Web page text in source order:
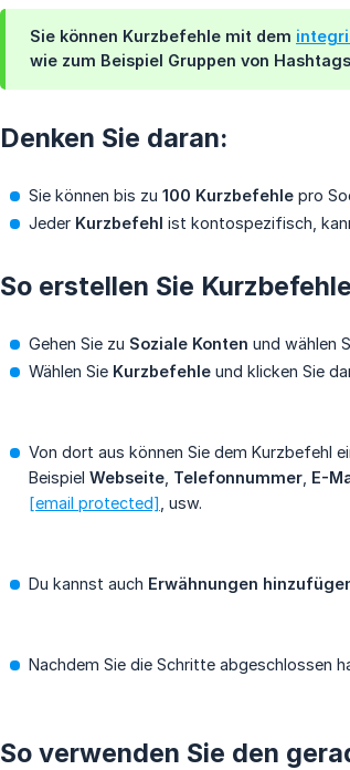
Sie können Kurzbefehle mit dem
wie zum Beispiel Gruppen von
Denken Sie daran:
Sie können bis zu 100 Kurzbefehle pro
Jeder Kurzbefehl ist kontospezifisch,
So erstellen Sie
Gehen Sie zu Soziale Konten und wählen
Wählen Sie Kurzbefehle und klicken Sie
Von dort aus können Sie dem Kurzbefehl
Beispiel Webseite Telefonnummer E-
[email protected] , usw.
Du kannst auch Erwähnungen
Nachdem Sie die Schritte abgeschlossen
So verwenden Sie den